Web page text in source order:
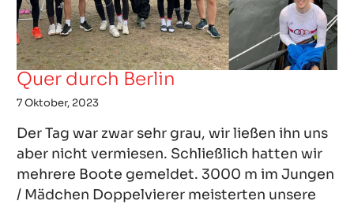
Quer durch Berlin
7 Oktober, 2023
Der Tag war zwar sehr grau, wir ließen ihn uns
aber nicht vermiesen. Schließlich hatten wir
mehrere Boote gemeldet. 3000 m im Jungen
/ Mädchen Doppelvierer meisterten unsere